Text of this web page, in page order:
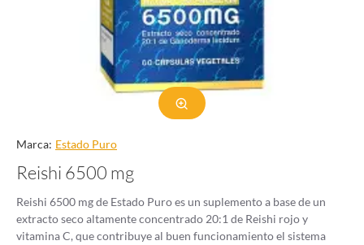
Marca: Estado Puro
Reishi 6500 mg
Reishi 6500 mg de Estado Puro es un suplemento a base de un
extracto seco altamente concentrado 20:1 de Reishi rojo y
vitamina C, que contribuye al buen funcionamiento el sistema